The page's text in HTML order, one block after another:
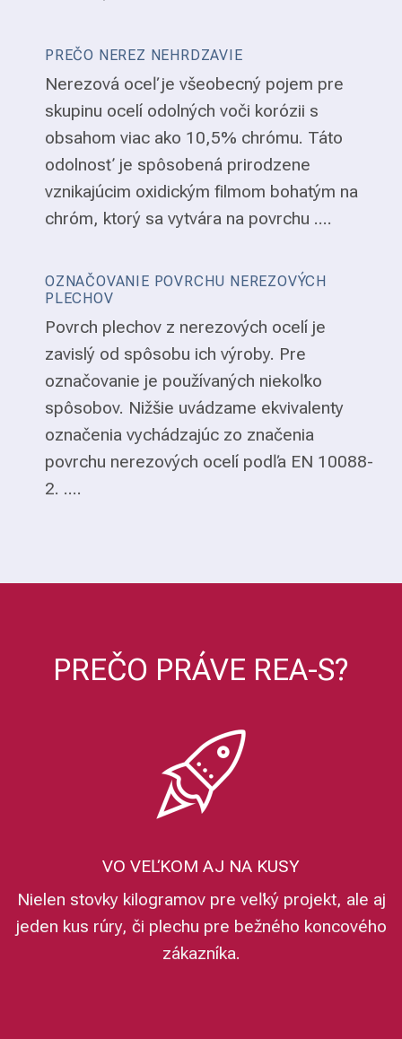
PREČO NEREZ NEHRDZAVIE
Nerezová oceľ je všeobecný pojem pre
skupinu ocelí odolných voči korózii s
obsahom viac ako 10,5% chrómu. Táto
odolnosť je spôsobená prirodzene
vznikajúcim oxidickým filmom bohatým na
chróm, ktorý sa vytvára na povrchu ....
OZNAČOVANIE POVRCHU NEREZOVÝCH
PLECHOV
Povrch plechov z nerezových ocelí je
zavislý od spôsobu ich výroby. Pre
označovanie je používaných niekoľko
spôsobov. Nižšie uvádzame ekvivalenty
označenia vychádzajúc zo značenia
povrchu nerezových ocelí podľa EN 10088-
2. ....
PREČO PRÁVE REA-S?
VO VEĽKOM AJ NA KUSY
Nielen stovky kilogramov pre veľký projekt, ale aj
jeden kus rúry, či plechu pre bežného koncového
zákazníka.